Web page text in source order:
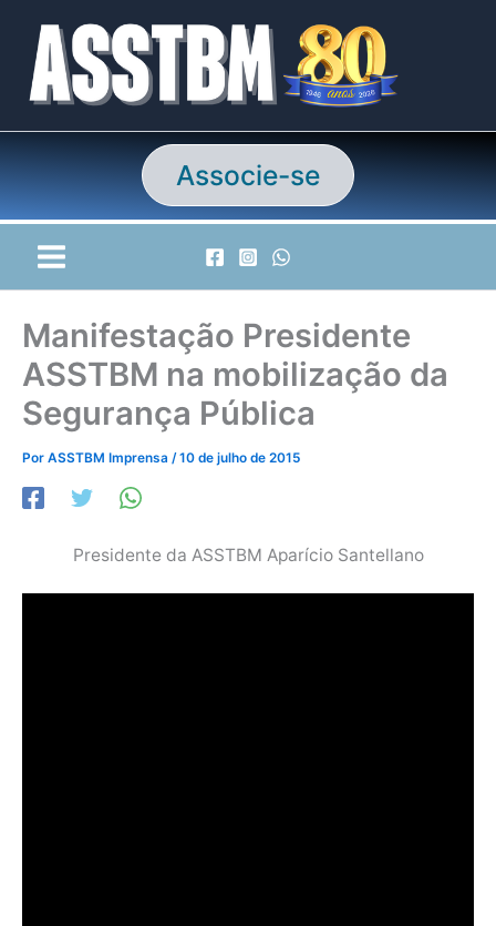
conteúdo
Associe-se
Manifestação Presidente
ASSTBM na mobilização da
Segurança Pública
Por ASSTBM Imprensa /10 de julho de 2015
Presidente da ASSTBM Aparício Santellano